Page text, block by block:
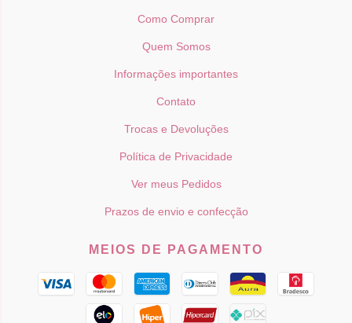
Como Comprar
Quem Somos
Informações importantes
Contato
Trocas e Devoluções
Política de Privacidade
Ver meus Pedidos
Prazos de envio e confecção
MEIOS DE PAGAMENTO